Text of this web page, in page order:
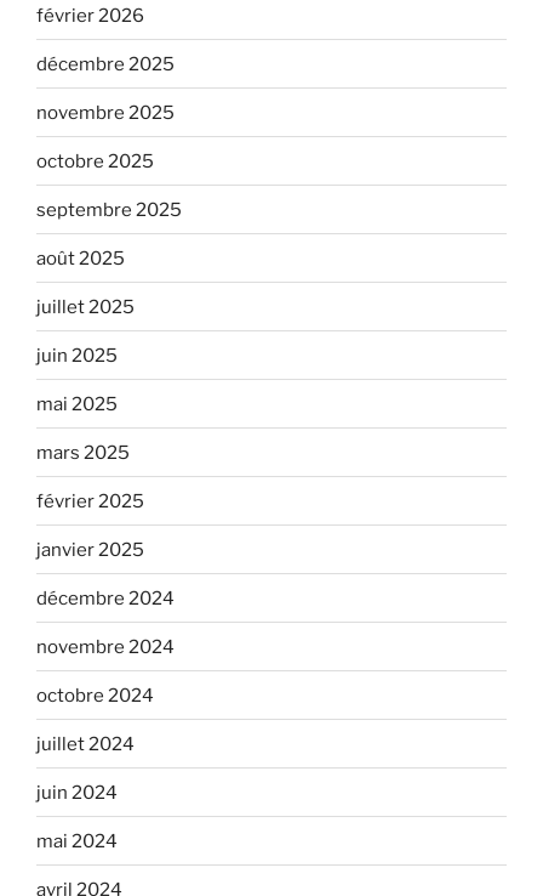
février 2026
décembre 2025
novembre 2025
octobre 2025
septembre 2025
août 2025
juillet 2025
juin 2025
mai 2025
mars 2025
février 2025
janvier 2025
décembre 2024
novembre 2024
octobre 2024
juillet 2024
juin 2024
mai 2024
avril 2024